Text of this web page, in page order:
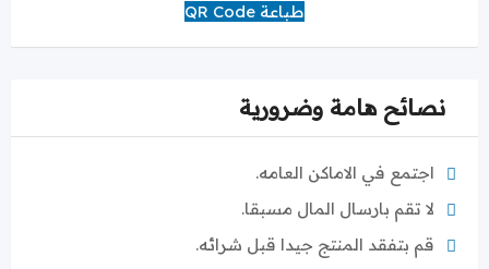
طباعة QR Code
نصائح هامة وضرورية
اجتمع في الاماكن العامه.
لا تقم بارسال المال مسبقا.
قم بتفقد المنتج جيدا قبل شرائه.